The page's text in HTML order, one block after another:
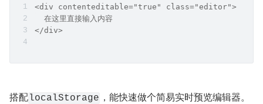
<div contenteditable="true" class="editor">
  在这里直接输入内容
</div>
搭配localStorage ，能快速做个简易实时预览编辑器。